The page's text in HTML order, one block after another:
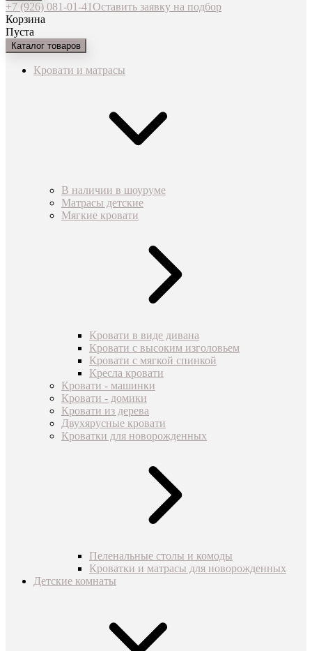
+7 (926) 081-01-41Оставить заявку на подбор
Корзина
Пуста
Каталог товаров
Кровати и матрасы
В наличии в шоуруме
Матрасы детские
Мягкие кровати
Кровати в виде дивана
Кровати с высоким изголовьем
Кровати с мягкой спинкой
Кресла кровати
Кровати - машинки
Кровати - домики
Кровати из дерева
Двухярусные кровати
Кроватки для новорожденных
Пеленальные столы и комоды
Кроватки и матрасы для новорожденных
Детские комнаты